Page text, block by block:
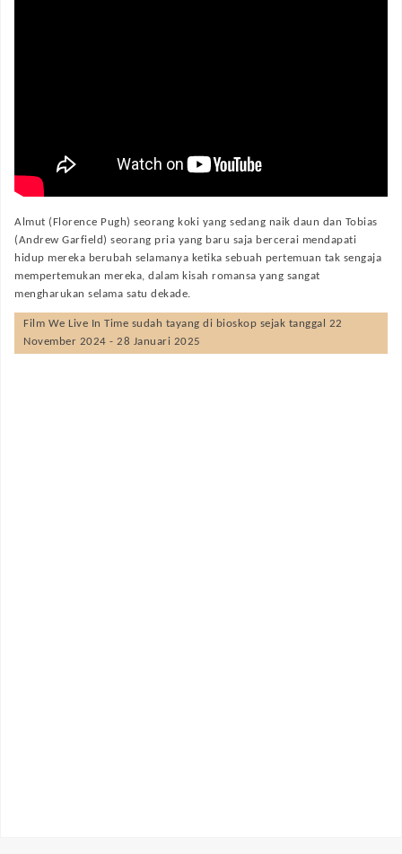
Almut (Florence Pugh) seorang koki yang sedang naik daun dan Tobias
(Andrew Garfield) seorang pria yang baru saja bercerai mendapati
hidup mereka berubah selamanya ketika sebuah pertemuan tak sengaja
mempertemukan mereka, dalam kisah romansa yang sangat
mengharukan selama satu dekade.
Film We Live In Time sudah tayang di bioskop sejak tanggal 22
November 2024 - 28 Januari 2025